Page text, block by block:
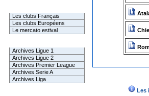
Les clubs Français
Les clubs Européens
Le mercato estival
Archives Ligue 1
Archives Ligue 2
Archives Premier League
Archives Serie A
Archives Liga
Les